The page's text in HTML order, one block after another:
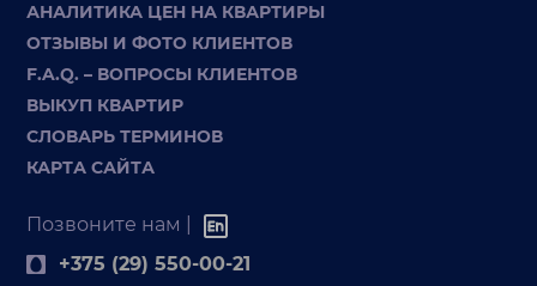
АНАЛИТИКА ЦЕН НА КВАРТИРЫ
ОТЗЫВЫ И ФОТО КЛИЕНТОВ
F.A.Q. – ВОПРОСЫ КЛИЕНТОВ
ВЫКУП КВАРТИР
СЛОВАРЬ ТЕРМИНОВ
КАРТА САЙТА
Позвоните нам |
+375 (29) 550-00-21